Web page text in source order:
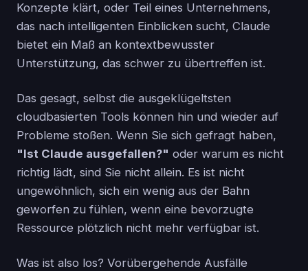
Konzepte klärt, oder Teil eines Unternehmens,
das nach intelligenten Einblicken sucht, Claude
bietet ein Maß an kontextbewusster
Unterstützung, das schwer zu übertreffen ist.
Das gesagt, selbst die ausgeklügeltsten
cloudbasierten Tools können hin und wieder auf
Probleme stoßen. Wenn Sie sich gefragt haben,
"Ist Claude ausgefallen?" oder warum es nicht
richtig lädt, sind Sie nicht allein. Es ist nicht
ungewöhnlich, sich ein wenig aus der Bahn
geworfen zu fühlen, wenn eine bevorzugte
Ressource plötzlich nicht mehr verfügbar ist.
Was ist also los? Vorübergehende Ausfälle